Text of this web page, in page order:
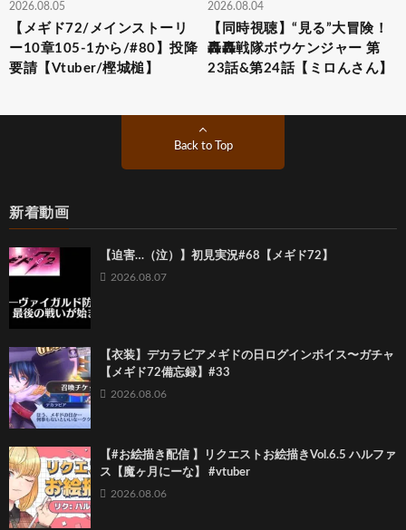
2026.08.05
【メギド72/メインストーリ
ー10章105-1から/#80】投降
要請【Vtuber/樫城槌】
2026.08.04
【同時視聴】“見る”大冒険！
轟轟戦隊ボウケンジャー 第
23話&第24話【ミロんさん】
Back to Top
新着動画
【迫害…（泣）】初見実況#68【メギド72】
2026.08.07
【衣装】デカラビアメギドの日ログインボイス〜ガチャ
【メギド72備忘録】#33
2026.08.06
【#お絵描き配信 】リクエストお絵描きVol.6.5 ハルファ
ス【魔ヶ月にーな】 #vtuber
2026.08.06